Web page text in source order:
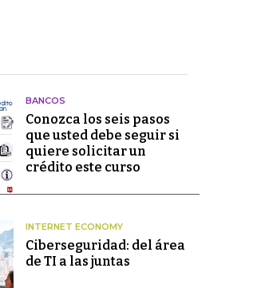
BANCOS
Conozca los seis pasos
que usted debe seguir si
quiere solicitar un
crédito este curso
INTERNET ECONOMY
Ciberseguridad: del área
de TI a las juntas